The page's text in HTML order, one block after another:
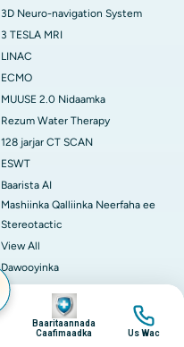
3D Neuro-navigation System
3 TESLA MRI
LINAC
ECMO
MUUSE 2.0 Nidaamka
Rezum Water Therapy
128 jarjar CT SCAN
ESWT
Baarista AI
Mashiinka Qalliinka Neerfaha ee
Stereotactic
View All
Dawooyinka
Adapalene
Astaxanthin
Deflazacort
Image
Baaritaannada
Caafimaadka
Image
Us Wac